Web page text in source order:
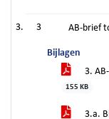
3 AB-brief
Bijlagen
3.
155 KB
3.a.